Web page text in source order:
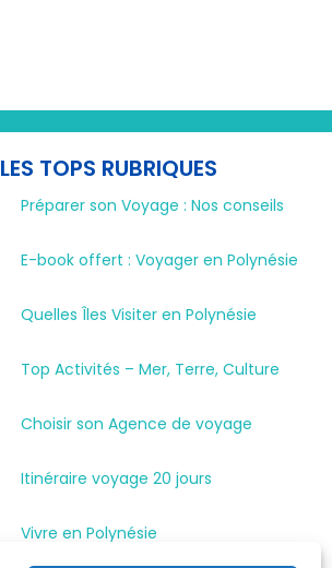
LES TOPS RUBRIQUES
Préparer son Voyage : Nos conseils
E-book offert : Voyager en Polynésie
Quelles Îles Visiter en Polynésie
Top Activités – Mer, Terre, Culture
Choisir son Agence de voyage
Itinéraire voyage 20 jours
Vivre en Polynésie